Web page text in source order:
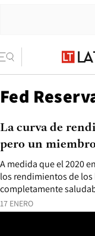
Fed
17 ENERO
A medida que el 2020
los rendimientos de los
completamente
La curva de
pero un